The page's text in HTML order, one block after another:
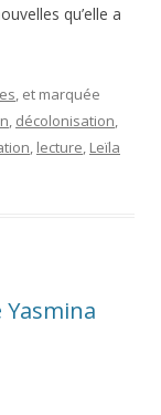
qu’elle a
, et marquée
, décolonisation,
, lecture, Leïla